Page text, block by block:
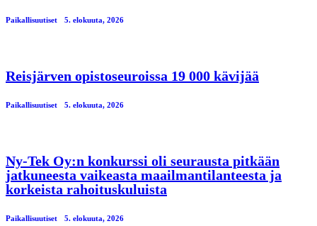
Paikallisuutiset 5. elokuuta, 2026
Reisjärven opistoseuroissa 19 000 kävijää
Paikallisuutiset 5. elokuuta, 2026
Ny-Tek Oy:n konkurssi oli seurausta pitkään
jatkuneesta vaikeasta maailmantilanteesta ja
korkeista rahoituskuluista
Paikallisuutiset 5. elokuuta, 2026